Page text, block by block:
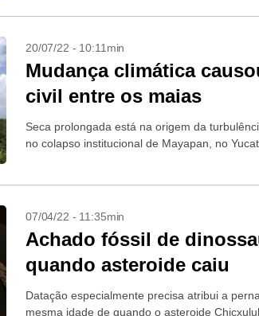
20/07/22 - 10:11min
Mudança climática
civil entre os maias
Seca prolongada está na origem da
no colapso institucional de Mayapan, no
07/04/22 - 11:35min
Achado fóssil de
quando asteroide caiu
Datação especialmente precisa atribui a
mesma idade de quando o asteroide